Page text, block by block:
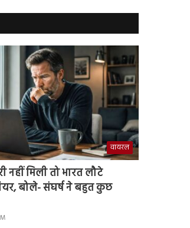
वायरल
नहीं मिली तो भारत लौटे
बोले- संघर्ष ने बहुत कुछ